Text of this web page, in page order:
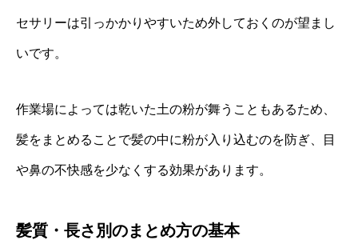
セサリーは引っかかりやすいため外しておくのが望まし
いです。
作業場によっては乾いた土の粉が舞うこともあるため、
髪をまとめることで髪の中に粉が入り込むのを防ぎ、目
や鼻の不快感を少なくする効果があります。
髪質・長さ別のまとめ方の基本